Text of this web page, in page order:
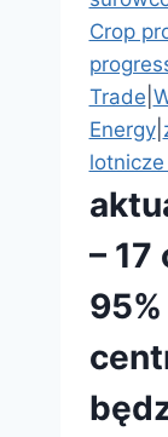
Crop
Trade
Energy|
lotnicze
–